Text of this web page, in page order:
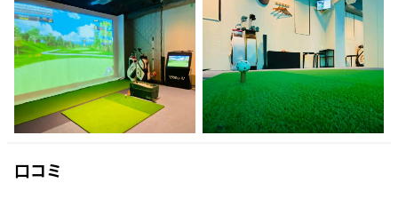
口コミ